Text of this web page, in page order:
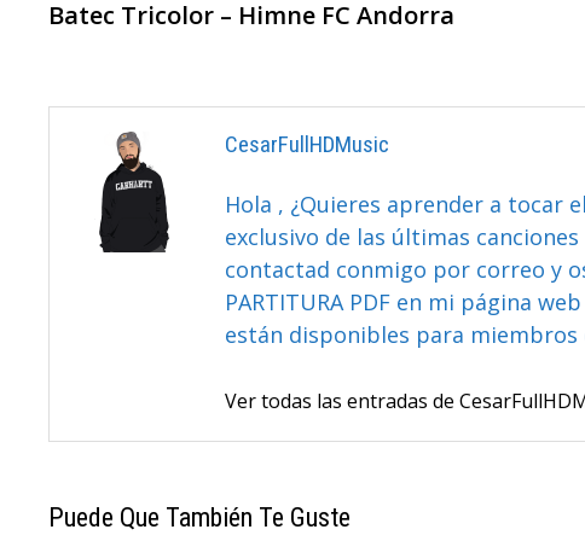
De
anterior:
Batec Tricolor – Himne FC Andorra
CesarFullHDMusic
Hola , ¿Quieres aprender a tocar
exclusivo de las últimas
contactad conmigo por correo y
PARTITURA PDF en mi página
están disponibles para miembros
Ver todas las entradas de
Puede Que También Te Guste